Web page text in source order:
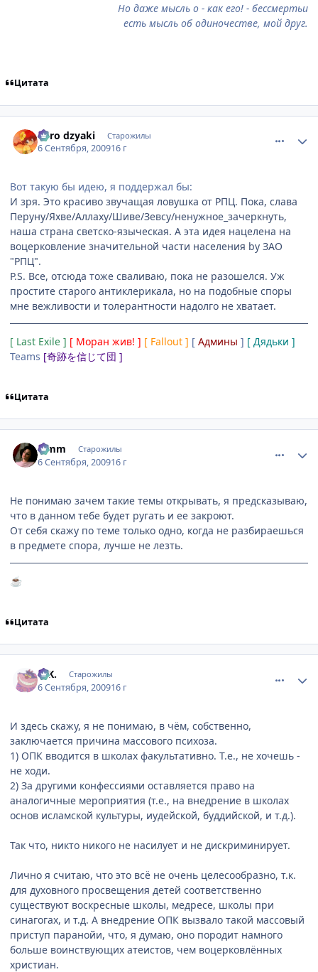
Но даже мысль о - как его! - бессмертьи
есть мысль об одиночестве, мой друг.
Цитата
niiro dzyaki Старожилы
6 Сентября, 200916 г
Вот такую бы идею, я поддержал бы:
И зря. Это красиво звучащая ловушка от РПЦ. Пока, слава
Перуну/Яхве/Аллаху/Шиве/Зевсу/ненужное_зачеркнуть,
наша страна светско-языческая. А эта идея нацелена на
воцерковление значительной части населения by ЗАО
"РПЦ".
P.S. Все, отсюда тоже сваливаю, пока не разошелся. Уж
простите старого антиклерикала, но на подобные споры
мне вежливости и толерантности надолго не хватает.
[ Last Exile ] [ Моран жив! ] [ Fallout ] [ Админы ] [ Дядьки ]
Teams [奇跡を信じて団 ]
Цитата
Limm Старожилы
6 Сентября, 200916 г
Не понимаю зачем такие темы открывать, я предсказываю,
что в данном тебе будет ругать и ее закроют.
От себя скажу по теме только одно, когда не разбираешься
в предмете спора, лучше не лезть.
☕
Цитата
G.K. Старожилы
6 Сентября, 200916 г
И здесь скажу, я не понимаю, в чём, собственно,
заключается причина массового психоза.
1) ОПК вводится в школах факультативно. Т.е., не хочешь -
не ходи.
2) За другими конфессиями оставляется право на
аналогичные мероприятия (т.е., на внедрение в школах
основ исламской культуры, иудейской, буддийской, и т.д.).
Так что, никто никого не насилует и не дискриминирует.
Лично я считаю, что это всё не очень целесообразно, т.к.
для духовного просвещения детей соответственно
существуют воскресные школы, медресе, школы при
синагогах, и т.д. А внедрение ОПК вызвало такой массовый
приступ паранойи, что, я думаю, оно породит намного
больше воинствующих атеистов, чем воцерковлённых
христиан.